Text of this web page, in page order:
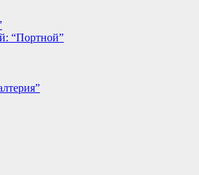
“Портной”